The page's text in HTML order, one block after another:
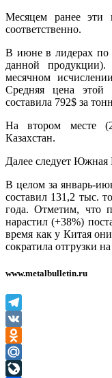
Месяцем ранее эти
соответственно.
В июне в лидерах по
данной
месячном
Средняя цена
составила 792$ за
На втором месте
Казахстан.
Далее следует Южная
В целом за январь-
составил 131,2 тыс.
года. Отметим, что
нарастил (+38%)
время как у Китая
сократила отгрузки
www.metalbulletin.ru
Telegram
VK
Odnoklassniki
Mail.Ru